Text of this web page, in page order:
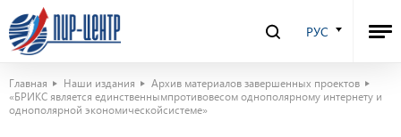
РУС
Главная Наши издания
Архив материалов завершенных проектов
«БРИКС является единственнымпротивовесом однополярному интернету и
однополярной экономическойсистеме»